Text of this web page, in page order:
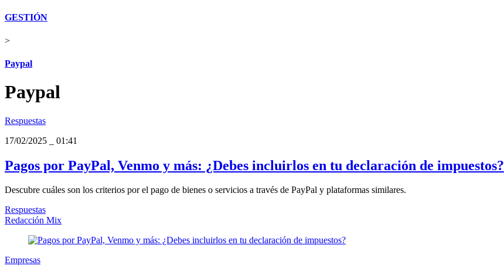
GESTIÓN
>
Paypal
Paypal
Respuestas
17/02/2025
01:41
Pagos por PayPal, Venmo y más: ¿Debes incluirlos en tu declaración de impuestos?
Descubre cuáles son los criterios por el pago de bienes o servicios a través de PayPal y plataformas similares.
Respuestas
Redacción Mix
Empresas